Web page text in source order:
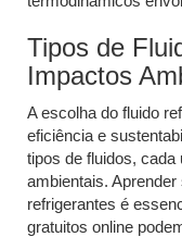
Tipos de
Impactos
A escolha do fluido
eficiência e
tipos de fluidos,
ambientais.
refrigerantes é
gratuitos online